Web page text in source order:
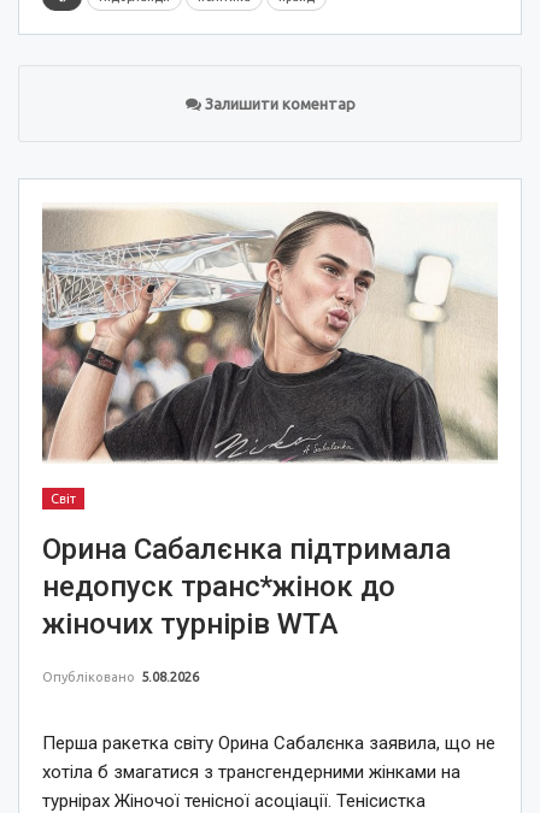
Залишити коментар
Світ
Орина Сабалєнка підтримала
недопуск транс*жінок до
жіночих турнірів WTA
Опубліковано 5.08.2026
Перша ракетка світу Орина Сабалєнка заявила, що не
хотіла б змагатися з трансгендерними жінками на
турнірах Жіночої тенісної асоціації. Тенісистка